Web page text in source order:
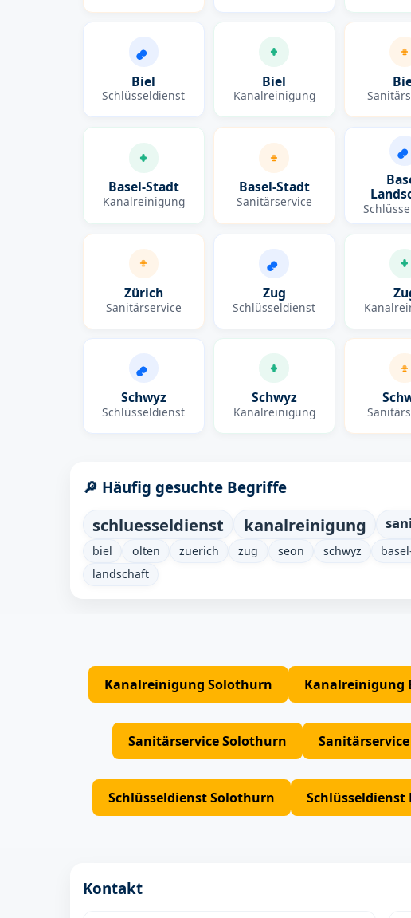
Biel
Schlüsseldienst
Biel
Kanalreinigung
Basel-Stadt
Kanalreinigung
Basel-Stadt
Sanitärservice
Zürich
Sanitärservice
Zug
Schlüsseldienst
Schwyz
Schlüsseldienst
Schwyz
Kanalreinigung
🔎 Häufig gesuchte Begriffe
schluesseldienst kanalreinigung
biel
olten zuerich zug seon schwyz
landschaft
Kanalreinigung Solothurn Kanalreinigung
Sanitärservice Solothurn
Schlüsseldienst Solothurn Schlüsseldienst
Kontakt